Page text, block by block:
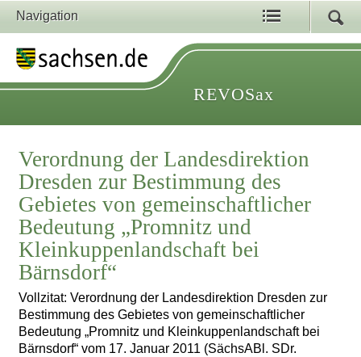
Navigation
REVOSax
Verordnung der Landesdirektion
Dresden zur Bestimmung des
Gebietes von gemeinschaftlicher
Bedeutung „Promnitz und
Kleinkuppenlandschaft bei
Bärnsdorf“
Vollzitat: Verordnung der Landesdirektion Dresden zur
Bestimmung des Gebietes von gemeinschaftlicher
Bedeutung „Promnitz und Kleinkuppenlandschaft bei
Bärnsdorf“ vom 17. Januar 2011 (SächsABl. SDr.